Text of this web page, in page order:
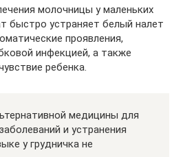
молочницы у маленьких
быстро устраняет белый налет
проявления,
инфекцией, а также
ребенка.
медицины для
и устранения
у грудничка не